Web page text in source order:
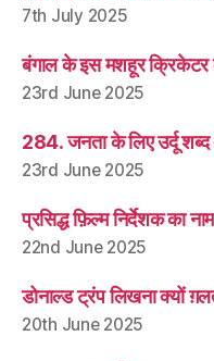
7th July 2025
बंगाल के इस मशहूर क्रिकेटर
23rd June 2025
284. जनता के लिए उर्दू
23rd June 2025
प्रसिद्ध फ़िल्म निर्देशक का
22nd June 2025
डोनाल्ड ट्रंप लिखना क्यों
20th June 2025